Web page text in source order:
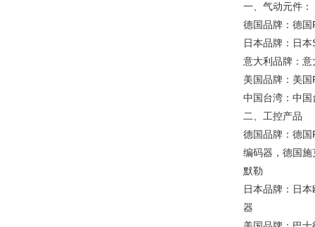
一、气动元件：
德国品牌：德
日本品牌：日
意大利品牌：
美国品牌：美
中国台湾：中
二、工控产品
德国品牌：德
编码器，德国
默勒
日本品牌：日
器